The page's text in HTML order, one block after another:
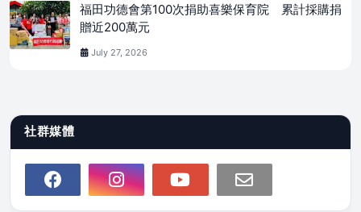
福田功德會第100次捐助喜樂保育院 累計採購捐
贈近200萬元
July 27, 2026
社群媒體